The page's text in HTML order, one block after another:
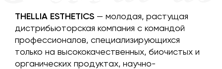
THELLIA ESTHETICS — молодая, растущая
дистрибьюторская компания с командой
профессионалов, специализирующихся
только на высококачественных, биочистых и
органических продуктах, научно-